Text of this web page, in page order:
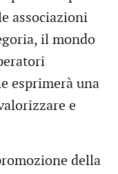
associazioni
il mondo
esprimerà una
e
della